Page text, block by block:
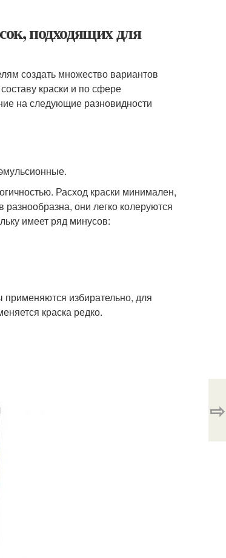
подходящих для
создать множество вариантов
краски и по сфере
на следующие разновидности
Расход краски минимален,
они легко колеруются
имеет ряд минусов:
избирательно, для
краска редко.
⇨